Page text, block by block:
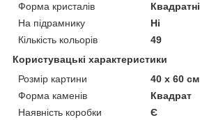
Форма кристалів
Квадратні
На підрамнику
Ні
Кількість кольорів
49
Користувацькі характеристики
Розмір картини
40 х 60 см
Форма каменів
Квадрат
Наявність коробки
Є